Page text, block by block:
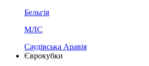
Бельгія
МЛС
Саудівська Аравія
Єврокубки